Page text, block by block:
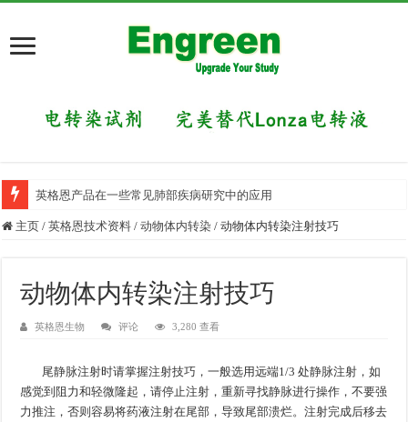
英格恩产品在一些常见肺部疾病研究中的应用
主页 / 英格恩技术资料 / 动物体内转染 / 动物体内转染注射技巧
动物体内转染注射技巧
英格恩生物 评论 3,280 查看
尾静脉注射时请掌握注射技巧，一般选用远端1/3 处静脉注射，如
感觉到阻力和轻微隆起，请停止注射，重新寻找静脉进行操作，不要强
力推注，否则容易将药液注射在尾部，导致尾部溃烂。注射完成后移去